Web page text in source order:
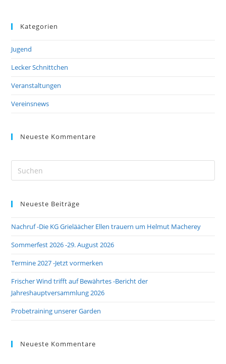
Kategorien
Jugend
Lecker Schnittchen
Veranstaltungen
Vereinsnews
Neueste Kommentare
Neueste Beiträge
Nachruf -Die KG Grieläächer Ellen trauern um Helmut Macherey
Sommerfest 2026 -29. August 2026
Termine 2027 -Jetzt vormerken
Frischer Wind trifft auf Bewährtes -Bericht der
Jahreshauptversammlung 2026
Probetraining unserer Garden
Neueste Kommentare